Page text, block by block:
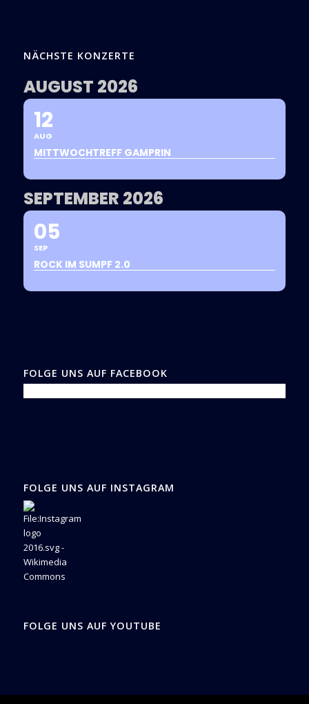
NÄCHSTE KONZERTE
AUGUST 2026
12
AUG
MITTWOCHTREFF GAMPRIN
SEPTEMBER 2026
05
SEP
ROCK IM SUMPF 2.0
FOLGE UNS AUF FACEBOOK
FOLGE UNS AUF INSTAGRAM
FOLGE UNS AUF YOUTUBE